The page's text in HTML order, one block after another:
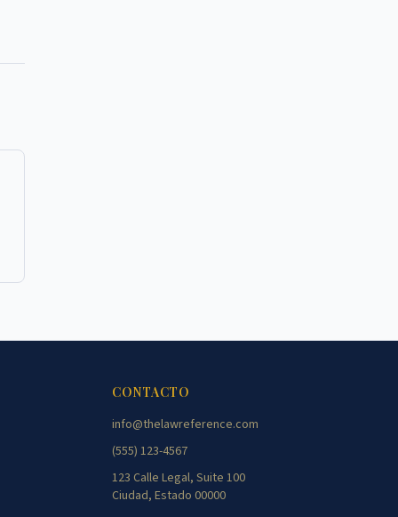
CONTACTO
info@thelawreference.com
(555) 123-4567
123 Calle Legal, Suite 100
Ciudad, Estado 00000